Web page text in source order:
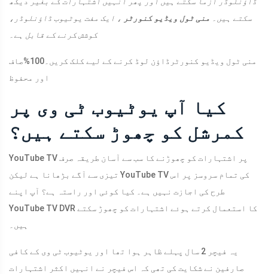
سکتے ہیں۔ منی ٹول ویڈیو کنورٹر
، ایک مفت یوٹیوب ڈاؤنلوڈر،
کوشش کرنے کے قابل ہے۔
منی ٹول ویڈیو کنورٹر ڈاؤن لوڈ کرنے کے لیے کلک کریں۔ 100%
صاف
اور محفوظ
کیا آپ یوٹیوب ٹی وی پر
کمرشل کو چھوڑ سکتے ہیں؟
YouTube TV پر اشتہارات کو چھوڑنے کا سب سے آسان طریقہ صرف
تیزی سے آگے بڑھانا ہے لیکن YouTube TV کی تمام سروسز پر اس
طرح کی اجازت نہیں ہے۔ کیا کوئی اور راستہ ہے؟ آپ اپنے
YouTube TV DVR کا استعمال کرتے ہوئے اشتہارات کو چھوڑ سکتے
ہیں۔
یہ فیچر 2 سال پہلے ظاہر ہوا تھا اور یوٹیوب ٹی وی کے کافی
صارفین نے شکایت کی تھی کہ اس فیچر نے انہیں اکثر اشتہارات